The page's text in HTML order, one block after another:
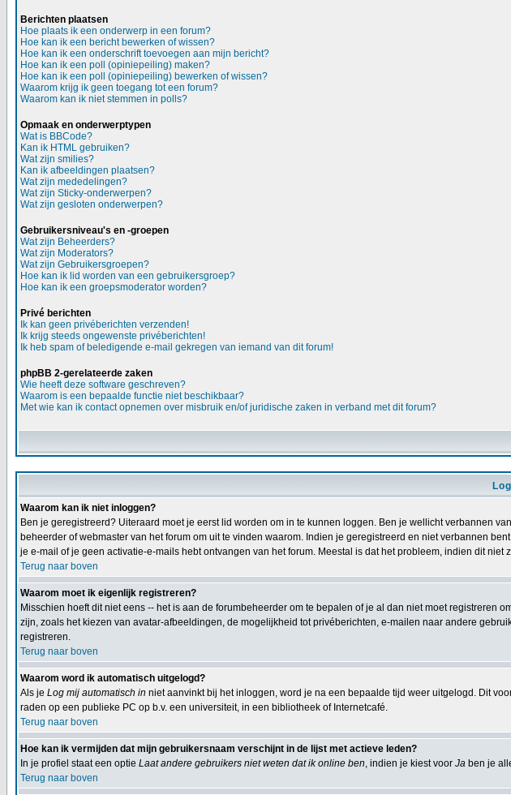
Berichten plaatsen
Hoe plaats ik een onderwerp in een forum?
Hoe kan ik een bericht bewerken of wissen?
Hoe kan ik een onderschrift toevoegen aan mijn bericht?
Hoe kan ik een poll (opiniepeiling) maken?
Hoe kan ik een poll (opiniepeiling) bewerken of wissen?
Waarom krijg ik geen toegang tot een forum?
Waarom kan ik niet stemmen in polls?
Opmaak en onderwerptypen
Wat is BBCode?
Kan ik HTML gebruiken?
Wat zijn smilies?
Kan ik afbeeldingen plaatsen?
Wat zijn mededelingen?
Wat zijn Sticky-onderwerpen?
Wat zijn gesloten onderwerpen?
Gebruikersniveau's en -groepen
Wat zijn Beheerders?
Wat zijn Moderators?
Wat zijn Gebruikersgroepen?
Hoe kan ik lid worden van een gebruikersgroep?
Hoe kan ik een groepsmoderator worden?
Privé berichten
Ik kan geen privéberichten verzenden!
Ik krijg steeds ongewenste privéberichten!
Ik heb spam of beledigende e-mail gekregen van iemand van dit forum!
phpBB 2-gerelateerde zaken
Wie heeft deze software geschreven?
Waarom is een bepaalde functie niet beschikbaar?
Met wie kan ik contact opnemen over misbruik en/of juridische zaken in verband met dit forum?
Waarom kan ik niet inloggen?
Ben je geregistreerd? Uiteraard moet je eerst lid worden om in te kunnen loggen. Ben je wellicht verbannen
beheerder of webmaster van het forum om uit te vinden waarom. Indien je geregistreerd en niet verbannen
je e-mail of je geen activatie-e-mails hebt ontvangen van het forum. Meestal is dat het probleem, indien dit
Terug naar boven
Waarom moet ik eigenlijk registreren?
Misschien hoeft dit niet eens -- het is aan de forumbeheerder om te bepalen of je al dan niet moet
zijn, zoals het kiezen van avatar-afbeeldingen, de mogelijkheid tot privéberichten, e-mailen naar andere
registreren.
Terug naar boven
Waarom word ik automatisch uitgelogd?
Als je Log mij automatisch in niet aanvinkt bij het inloggen, word je na een bepaalde tijd weer uitgelogd. Dit
raden op een publieke PC op b.v. een universiteit, in een bibliotheek of Internetcafé.
Terug naar boven
Hoe kan ik vermijden dat mijn gebruikersnaam verschijnt in de lijst met actieve leden?
In je profiel staat een optie Laat andere gebruikers niet weten dat ik online ben, indien je kiest voor Ja ben je
Terug naar boven